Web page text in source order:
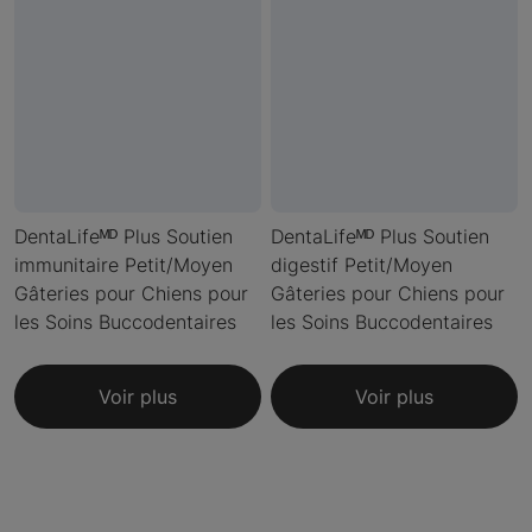
DentaLifeᴹᴰ Plus Soutien
immunitaire Petit/Moyen
Gâteries pour Chiens pour
les Soins Buccodentaires
Voir plus
DentaLifeᴹᴰ Plus Soutien
digestif Petit/Moyen
Gâteries pour Chiens pour
les Soins Buccodentaires
Voir plus